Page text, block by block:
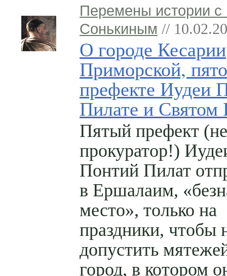
Перемены истории с
Сонькиным //
О городе Кесарии
Приморской,
префекте Иудеи
Пилате и Святом
Пятый префект (не
прокуратор!)
Понтий Пилат
в Ершалаим,
место», только на
праздники, чтобы
допустить
город, в котором